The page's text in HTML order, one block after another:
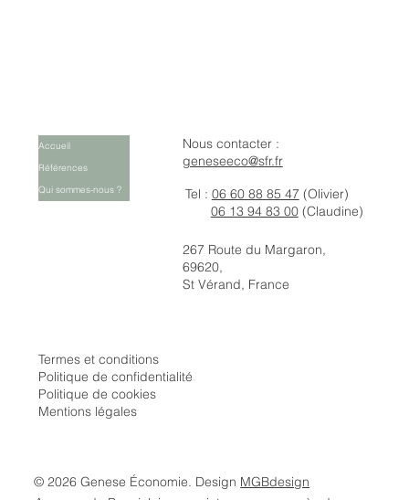
Accueil
Références
Qui sommes-nous ?
Nous contacter :
geneseeco@sfr.fr
Tel : 06 60 88 85 47 (Olivier)
06 13 94 83 00(Claudine)
267 Route du Margaron,
69620,
St Vérand, France
Termes et conditions
Politique de confidentialité
Politique de cookies
Mentions légales
© 2026 Genese Économie. Design MGBdesign